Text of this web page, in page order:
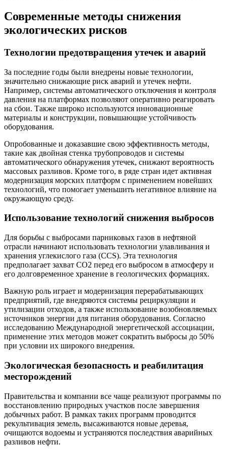
Современные методы снижения
экологических рисков
Технологии предотвращения утечек и аварий
За последние годы были внедрены новые технологии,
значительно снижающие риск аварий и утечек нефти.
Например, системы автоматического отключения и контроля
давления на платформах позволяют оперативно реагировать
на сбои. Также широко используются инновационные
материалы и конструкции, повышающие устойчивость
оборудования.
Опробованные и доказавшие свою эффективность методы,
такие как двойная стенка трубопроводов и системы
автоматического обнаружения утечек, снижают вероятность
массовых разливов. Кроме того, в ряде стран идет активная
модернизация морских платформ с применением новейших
технологий, что помогает уменьшить негативное влияние на
окружающую среду.
Использование технологий снижения выбросов
Для борьбы с выбросами парниковых газов в нефтяной
отрасли начинают использовать технологии улавливания и
хранения углекислого газа (CCS). Эта технология
предполагает захват СО2 перед его выбросом в атмосферу и
его долговременное хранение в геологических формациях.
Важную роль играет и модернизация перерабатывающих
предприятий, где внедряются системы рециркуляции и
утилизации отходов, а также использование возобновляемых
источников энергии для питания оборудования. Согласно
исследованию Международной энергетической ассоциации,
применение этих методов может сократить выбросы до 50%
при условии их широкого внедрения.
Экологическая безопасность и реабилитация
месторождений
Правительства и компании все чаще реализуют программы по
восстановлению природных участков после завершения
добычных работ. В рамках таких программ проводится
рекультивация земель, высаживаются новые деревья,
очищаются водоемы и устраняются последствия аварийных
разливов нефти.